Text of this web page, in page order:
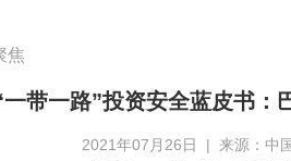
焦
一带一路”投资安全蓝皮书：
2021年07月26日 | 来源：中